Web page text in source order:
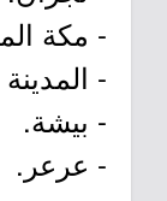
- مكة
-
- بيشة.
- عرعر.